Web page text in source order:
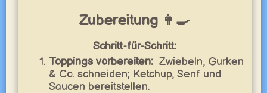
Zubereitung 👩‍🍳
Schritt-für-Schritt:
Toppings vorbereiten: Zwiebeln, Gurken
& Co. schneiden; Ketchup, Senf und
Saucen bereitstellen.